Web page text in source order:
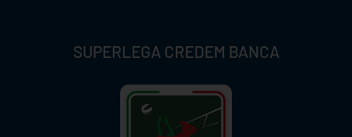
SUPERLEGA CREDEM BANCA